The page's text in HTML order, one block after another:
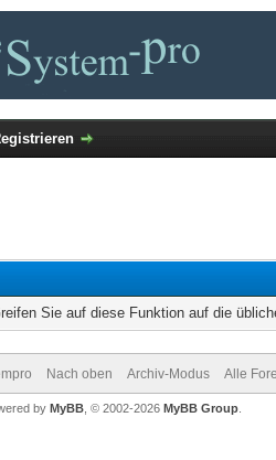
Sie auf diese Funktion auf die
Nach oben Archiv-Modus Alle
by MyBB , © 2002-2026 MyBB Group